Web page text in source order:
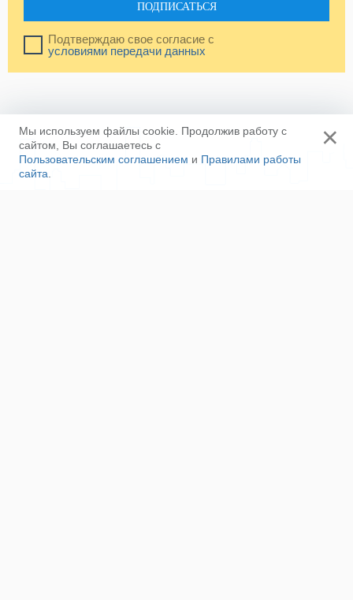
ПОДПИСАТЬСЯ
Подтверждаю свое согласие с
условиями передачи данных
Мы используем файлы cookie. Продолжив работу с
сайтом, Вы соглашаетесь с
Пользовательским соглашением и Правилами работы
сайта
×